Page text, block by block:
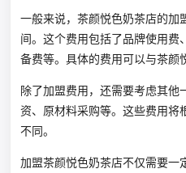
一般来说，茶颜悦色奶茶店的加
间。这个费用包括了品牌使用费
备费等。具体的费用可以与茶颜
除了加盟费用，还需要考虑其他
资、原材料采购等。这些费用将
不同。
加盟茶颜悦色奶茶店不仅需要一